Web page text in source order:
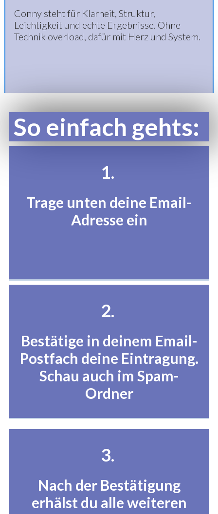
Conny steht für Klarheit, Struktur,
Leichtigkeit und echte Ergebnisse. Ohne
Technik overload, dafür mit Herz und System.
So einfach gehts:
1.
Trage unten deine Email-
Adresse ein
2.
Bestätige in deinem Email-
Postfach deine Eintragung.
Schau auch im Spam-
Ordner
3.
Nach der Bestätigung
erhälst du alle weiteren